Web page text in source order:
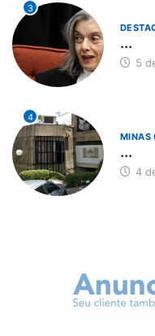
3
...
5
4
MINAS
...
4